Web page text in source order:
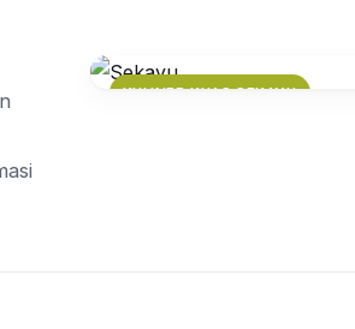
KULINER KHAS SEKAYU